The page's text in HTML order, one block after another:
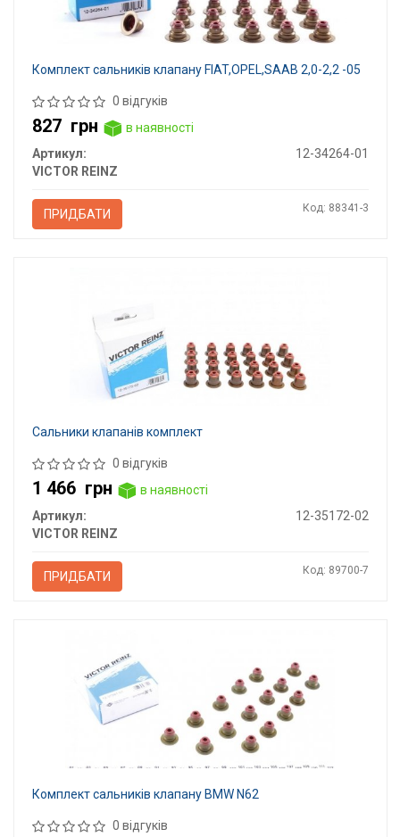
Комплект сальників клапану FIAT,OPEL,SAAB 2,0-2,2 -05
0 відгуків
827 грн
в наявності
Артикул:
12-34264-01
VICTOR REINZ
ПРИДБАТИ Код: 88341-3
Сальники клапанів комплект
0 відгуків
1 466 грн
в наявності
Артикул:
12-35172-02
VICTOR REINZ
ПРИДБАТИ Код: 89700-7
Комплект сальників клапану BMW N62
0 відгуків